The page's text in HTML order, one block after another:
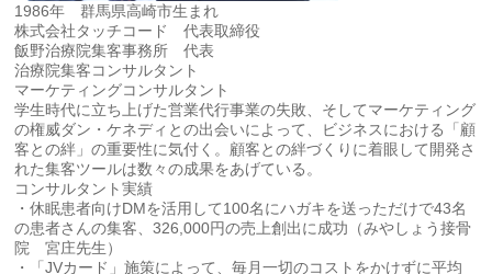
1986年 群馬県高崎市生まれ
株式会社タッチコード 代表取締役
飯野治療院集客事務所 代表
治療院集客コンサルタント
マーケティングコンサルタント
学生時代に立ち上げた営業代行事業の失敗、そしてマーケティング
の権威ダン・ケネディとの出会いによって、ビジネスにおける「顧
客との絆」の重要性に気付く。顧客との絆づくりに着眼して開発さ
れた集客ツールは数々の成果をあげている。
コンサルタント実績
・休眠患者向けDMを活用して100名にハガキを送っただけで43名
の患者さんの集客、326,000円の売上創出に成功（みやしょう接骨
院 宮庄先生）
・「JVカード」施策によって、毎月一切のコストをかけずに平均